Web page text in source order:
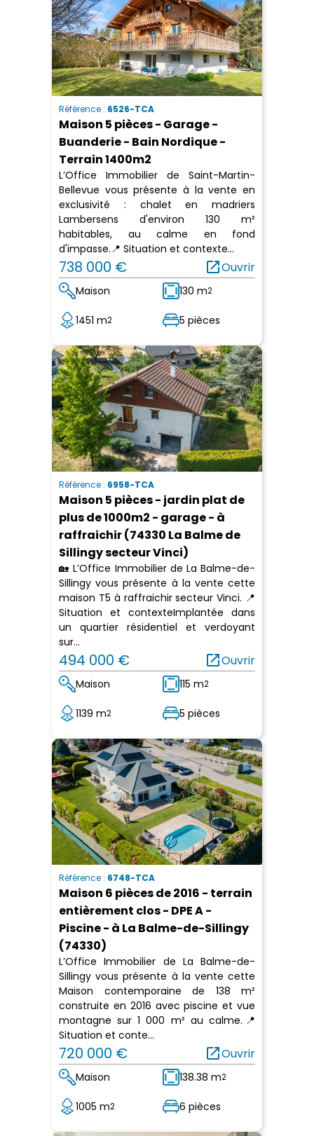
Référence : 6526-TCA
Maison 5 pièces - Garage -
Buanderie - Bain Nordique -
Terrain 1400m2
L’Office Immobilier de Saint-Martin-
Bellevue vous présente à la vente en
exclusivité : chalet en madriers
Lambersens d'environ 130 m²
habitables, au calme en fond
d'impasse.📍 Situation et contexte...
738 000 € open_in_newOuvrir
Maison 130 m2
1451 m2 5 pièces
Référence : 6958-TCA
Maison 5 pièces - jardin plat de
plus de 1000m2 - garage - à
raffraichir (74330 La Balme de
Sillingy secteur Vinci)
🏡 L’Office Immobilier de La Balme-de-
Sillingy vous présente à la vente cette
maison T5 à raffraichir secteur Vinci. 📍
Situation et contexteImplantée dans
un quartier résidentiel et verdoyant
sur...
494 000 € open_in_newOuvrir
Maison 115 m2
1139 m2 5 pièces
Référence : 6748-TCA
Maison 6 pièces de 2016 - terrain
entièrement clos - DPE A -
Piscine - à La Balme-de-Sillingy
(74330)
L’Office Immobilier de La Balme-de-
Sillingy vous présente à la vente cette
Maison contemporaine de 138 m²
construite en 2016 avec piscine et vue
montagne sur 1 000 m² au calme.📍
Situation et conte...
720 000 € open_in_newOuvrir
Maison 138.38 m2
1005 m2 6 pièces